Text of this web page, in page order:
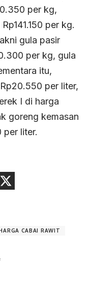
per kg,
per kg.
gula pasir
per kg, gula
itu,
per liter,
I di harga
goreng kemasan
per liter.
CABAI RAWIT